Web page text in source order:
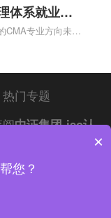
证知识，详情可
体系就业方
证就业方向
CMA专业方向未来
cma就业方向有
学生考完cma，就
认证知识，详情
热门专题
中证集团 iso认
© 2022
×
您？